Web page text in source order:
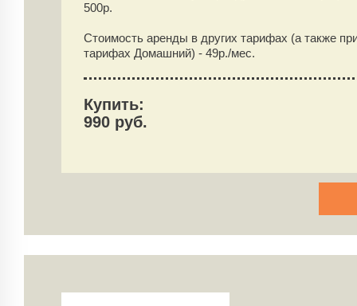
500р.
Стоимость аренды в других тарифах (а также
тарифах Домашний) - 49р./мес.
Купить:
990 руб.